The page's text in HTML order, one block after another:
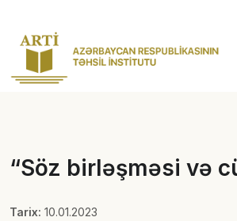
“Söz birləşməsi və
Tarix: 10.01.2023